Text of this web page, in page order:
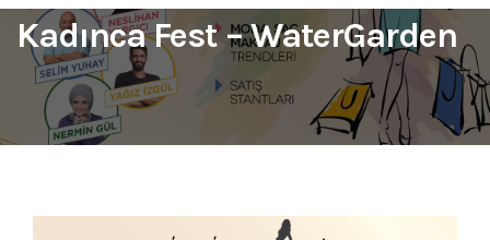
Kadınca Fest – WaterGarden